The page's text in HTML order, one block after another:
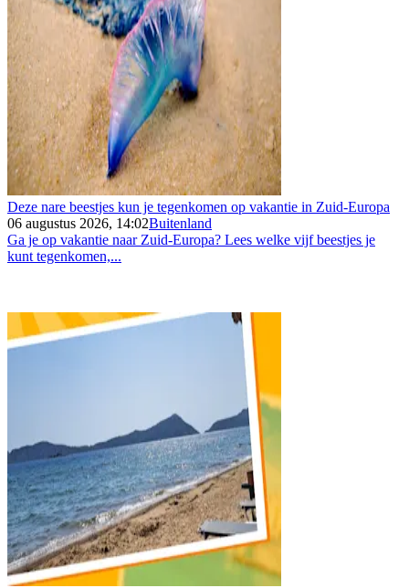
Deze nare beestjes kun je tegenkomen op vakantie in Zuid-Europa
06 augustus 2026, 14:02Buitenland
Ga je op vakantie naar Zuid-Europa? Lees welke vijf beestjes je
kunt tegenkomen,...